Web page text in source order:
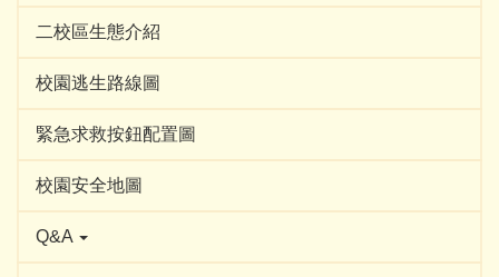
二校區生態介紹
校園逃生路線圖
緊急求救按鈕配置圖
校園安全地圖
Q&A